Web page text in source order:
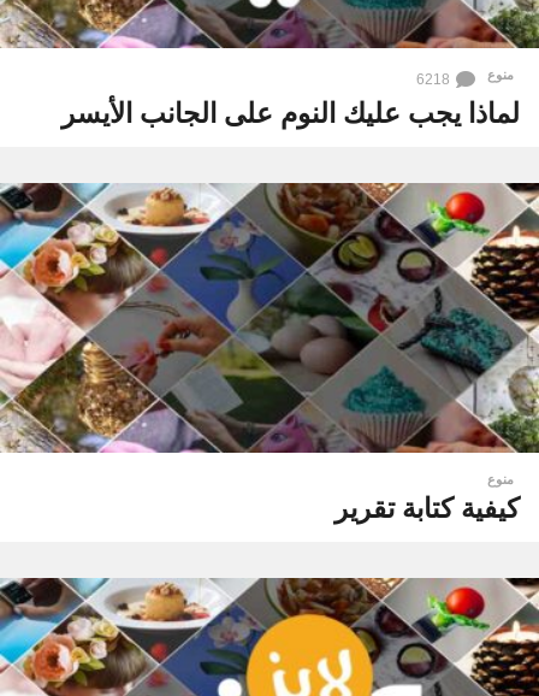
منوع 6218
لماذا يجب عليك النوم على الجانب الأيسر
منوع
كيفية كتابة تقرير